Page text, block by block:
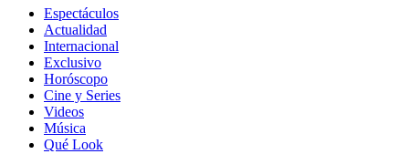
Espectáculos
Actualidad
Internacional
Exclusivo
Horóscopo
Cine y Series
Videos
Música
Qué Look